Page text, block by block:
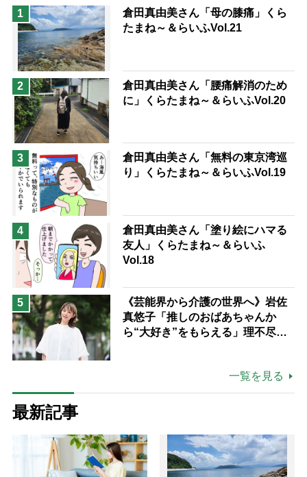
猫が母になつきません
息子の遠距離介護サバイバル術
兄がボケました
予防法
1
倉田真由美さん「母の膝痛」くら
たまね～＆らいふVol.21
2
倉田真由美さん「腰痛解消のため
に」くらたまね～＆らいふVol.20
3
倉田真由美さん「無料の東京湾巡
り」くらたまね～＆らいふVol.19
4
倉田真由美さん「塗り絵にハマる
友人」くらたまね～＆らいふ
Vol.18
5
《芸能界から介護の世界へ》岩佐
真悠子「推しのおばあちゃんか
ら“大好き”をもらえる」理不尽さ
一覧を見る
最新記事